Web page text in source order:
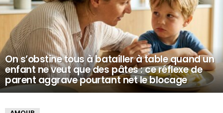
On s’obstine tous à batailler à table quand un
enfant ne veut que des pâtes : ce réflexe de
parent aggrave pourtant net le blocage